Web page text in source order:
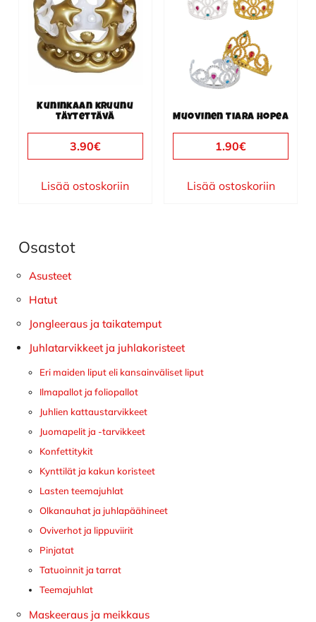
Kuninkaan kruunu
täytettävä
3.90€
Lisää ostoskoriin
Muovinen tiara hopea
1.90€
Lisää ostoskoriin
Ensisijainen
sivupalkki
Osastot
Asusteet
Hatut
Jongleeraus ja taikatemput
Juhlatarvikkeet ja juhlakoristeet
Eri maiden liput eli kansainväliset liput
Ilmapallot ja foliopallot
Juhlien kattaustarvikkeet
Juomapelit ja -tarvikkeet
Konfettitykit
Kynttilät ja kakun koristeet
Lasten teemajuhlat
Olkanauhat ja juhlapäähineet
Oviverhot ja lippuviirit
Pinjatat
Tatuoinnit ja tarrat
Teemajuhlat
Maskeeraus ja meikkaus